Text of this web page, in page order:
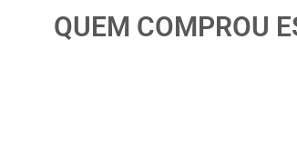
QUEM COMPROU